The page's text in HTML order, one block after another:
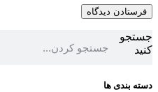
جستجو
کنید
دسته بندی ها